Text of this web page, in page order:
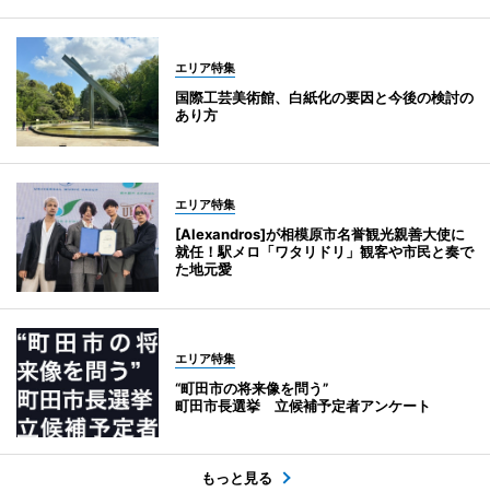
エリア特集
国際工芸美術館、白紙化の要因と今後の検討の
あり方
エリア特集
[Alexandros]が相模原市名誉観光親善大使に
就任！駅メロ「ワタリドリ」観客や市民と奏で
た地元愛
エリア特集
“町田市の将来像を問う”
町田市長選挙 立候補予定者アンケート
もっと見る